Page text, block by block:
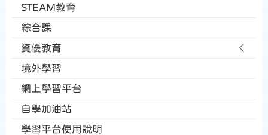
STEAM教育
綜合課
資優教育
境外學習
網上學習平台
自學加油站
學習平台使用說明